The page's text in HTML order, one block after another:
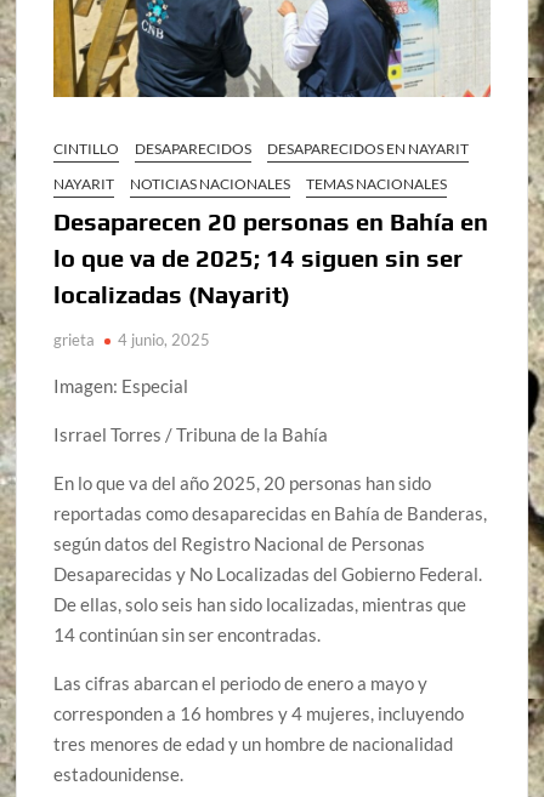
CINTILLO DESAPARECIDOS
DESAPARECIDOS EN NAYARIT
NAYARIT
NOTICIAS NACIONALES TEMAS NACIONALES
Desaparecen 20 personas en Bahía en
lo que va de 2025; 14 siguen sin ser
localizadas (Nayarit)
grieta 4 junio, 2025
Imagen: Especial
Isrrael Torres / Tribuna de la Bahía
En lo que va del año 2025, 20 personas han sido
reportadas como desaparecidas en Bahía de Banderas,
según datos del Registro Nacional de Personas
Desaparecidas y No Localizadas del Gobierno Federal.
De ellas, solo seis han sido localizadas, mientras que
14 continúan sin ser encontradas.
Las cifras abarcan el periodo de enero a mayo y
corresponden a 16 hombres y 4 mujeres, incluyendo
tres menores de edad y un hombre de nacionalidad
estadounidense.